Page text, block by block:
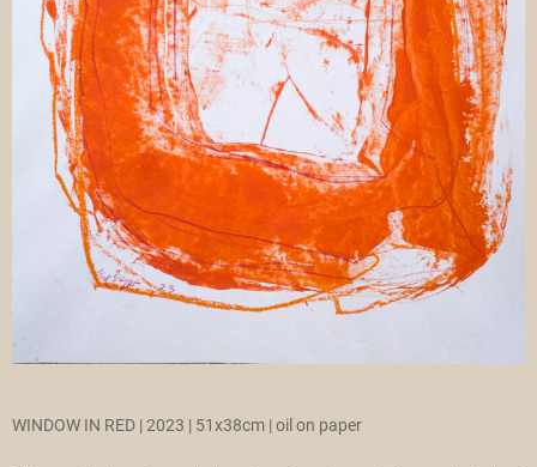
WINDOW IN RED | 2023 | 51x38cm | oil on paper